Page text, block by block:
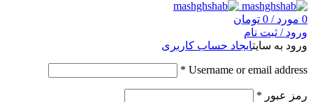
0 مورد /
0 تومان
ورود / ثبت نام
ورود به سایتایجاد حساب کاربری
Username or email address
*
رمز عبور *